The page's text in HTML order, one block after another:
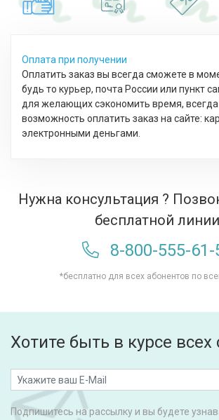
Оплата при получении
Оплатить заказ вы всегда сможете в
будь то курьер, почта России или пункт
для желающих сэкономить время, всегда
возможность оплатить заказ на сайте:
электронными деньгами.
Нужна консультация ?
бесплатной линии
8-800-555-61-
*бесплатно для всех абонентов по
Хотите быть в курсе всех
Подпишитесь на рассылку и вы будете